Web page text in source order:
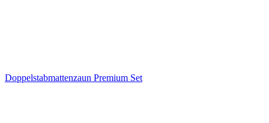
Doppelstabmattenzaun Premium Set